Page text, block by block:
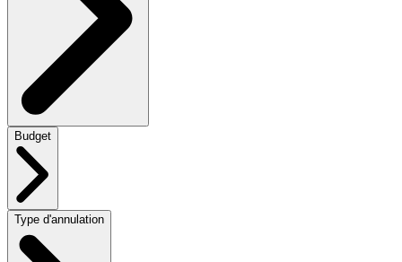
Budget
Type d'annulation